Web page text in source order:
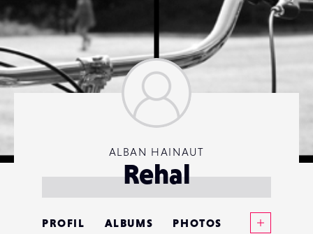
ALBAN HAINAUT
Rehal
PROFIL ALBUMS PHOTOS